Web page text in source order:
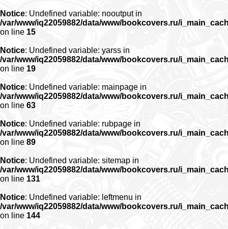
Notice: Undefined variable: nooutput in
/var/www/iq22059882/data/www/bookcovers.ru/
on line 15
Notice: Undefined variable: yarss in
/var/www/iq22059882/data/www/bookcovers.ru/
on line 19
Notice: Undefined variable: mainpage in
/var/www/iq22059882/data/www/bookcovers.ru/
on line 63
Notice: Undefined variable: rubpage in
/var/www/iq22059882/data/www/bookcovers.ru/
on line 89
Notice: Undefined variable: sitemap in
/var/www/iq22059882/data/www/bookcovers.ru/
on line 131
Notice: Undefined variable: leftmenu in
/var/www/iq22059882/data/www/bookcovers.ru/
on line 144